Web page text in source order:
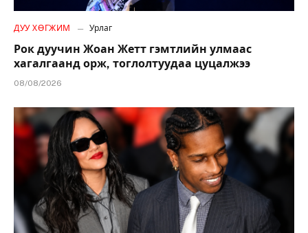
ДУУ ХӨГЖИМ Урлаг
Рок дуучин Жоан Жетт гэмтлийн улмаас
хагалгаанд орж, тоглолтуудаа цуцалжээ
08/08/2026